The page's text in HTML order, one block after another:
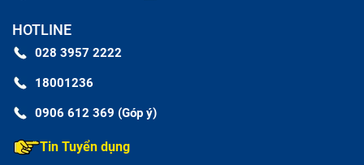
Thay màn hình nguyên bộ và thay mặt kính là hai khái
HOTLINE
028 3957 2222
18001236
0906 612 369 (Góp ý)
Tin Tuyển dụng